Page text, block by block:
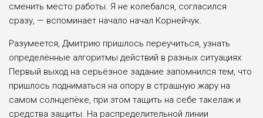
сменить место работы. Я не колебался, согласился
сразу, — вспоминает начало начал Корнейчук.
Разумеется, Дмитрию пришлось переучиться, узнать
определённые алгоритмы действий в разных ситуациях.
Первый выход на серьёзное задание запомнился тем, что
пришлось подниматься на опору в страшную жару на
самом солнцепёке, при этом тащить на себе такелаж и
средства защиты. На распределительной линии